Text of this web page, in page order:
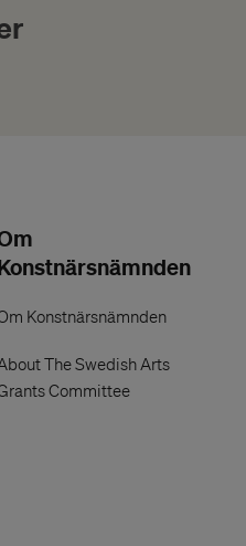
Konstnärsnämnden
The Swedish Arts
Committee